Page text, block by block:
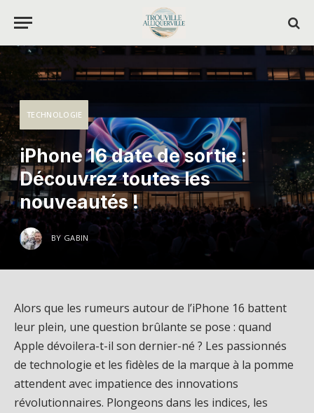
TECHNOLOGIE
iPhone 16 date de sortie :
Découvrez toutes les
nouveautés !
BY GABIN
Alors que les rumeurs autour de l’iPhone 16 battent
leur plein, une question brûlante se pose : quand
Apple dévoilera-t-il son dernier-né ? Les passionnés
de technologie et les fidèles de la marque à la pomme
attendent avec impatience des innovations
révolutionnaires. Plongeons dans les indices, les